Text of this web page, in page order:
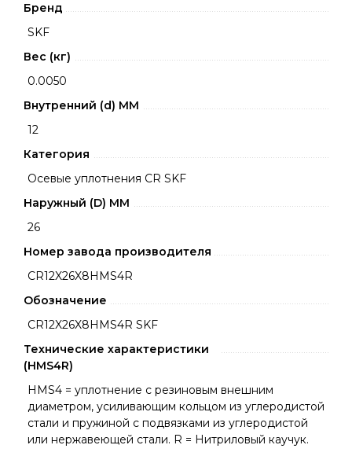
Бренд
SKF
Вес (кг)
0.0050
Внутренний (d) ММ
12
Категория
Осевые уплотнения CR SKF
Наружный (D) ММ
26
Номер завода производителя
CR12X26X8HMS4R
Обозначение
CR12X26X8HMS4R SKF
Технические характеристики
(HMS4R)
HMS4 = уплотнение с резиновым внешним
диаметром, усиливающим кольцом из углеродистой
стали и пружиной с подвязками из углеродистой
или нержавеющей стали. R = Нитриловый каучук.